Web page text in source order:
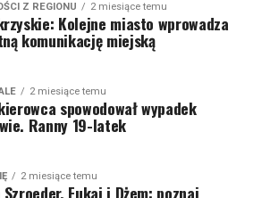
Z REGIONU 2 miesiące temu
Kolejne miasto wprowadza
komunikację miejską
2 miesiące temu
spowodował wypadek
Ranny 19-latek
2 miesiące temu
Fukaj i Dżem: poznaj